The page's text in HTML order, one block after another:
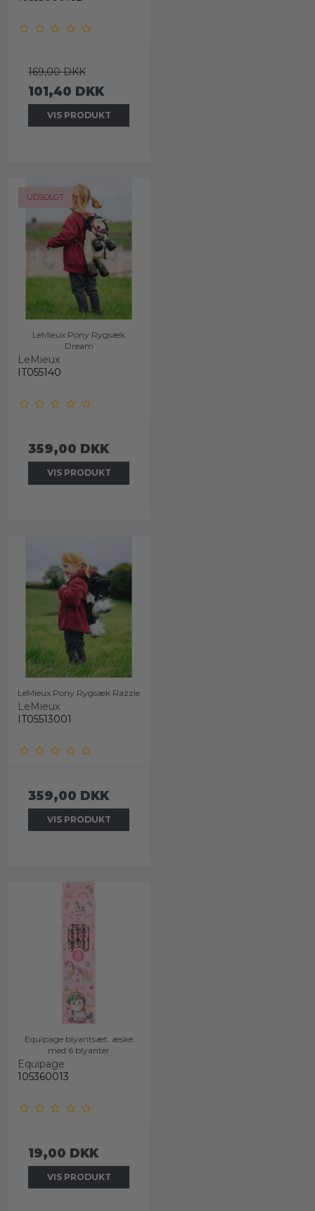
169,00 DKK
101,40 DKK
VIS PRODUKT
UDSOLGT
LeMieux Pony Rygsæk
Dream
LeMieux
IT055140
359,00 DKK
VIS PRODUKT
LeMieux Pony Rygsæk Razzle
LeMieux
IT05513001
359,00 DKK
VIS PRODUKT
Equipage blyantsæt. æske
med 6 blyanter
Equipage
105360013
19,00 DKK
VIS PRODUKT